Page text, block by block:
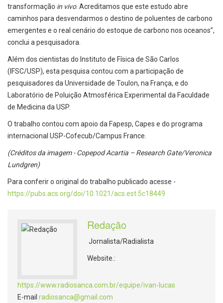
transformação in vivo. Acreditamos que este estudo abre
caminhos para desvendarmos o destino de poluentes de carbono
emergentes e o real cenário do estoque de carbono nos oceanos”,
conclui a pesquisadora.
Além dos cientistas do Instituto de Física de São Carlos
(IFSC/USP), esta pesquisa contou com a participação de
pesquisadores da Universidade de Toulon, na França, e do
Laboratório de Poluição Atmosférica Experimental da Faculdade
de Medicina da USP.
O trabalho contou com apoio da Fapesp, Capes e do programa
internacional USP-Cofecub/Campus France.
(Créditos da imagem - Copepod Acartia – Research Gate/Veronica
Lundgren)
Para conferir o original do trabalho publicado acesse -
https://pubs.acs.org/doi/10.1021/acs.est.5c18449
Redação
Jornalista/Radialista
Website.:
https://www.radiosanca.com.br/equipe/ivan-lucas
E-mail radiosanca@gmail.com